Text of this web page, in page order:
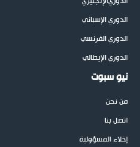
الدوري الإسباني
الدوري الفرنسي
الدوري الإيطالي
نيو سبوت
من نحن
اتصل بنا
إخلاء المسؤولية